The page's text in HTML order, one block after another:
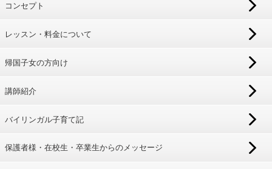
コンセプト
レッスン・料金について
帰国子女の方向け
講師紹介
バイリンガル子育て記
保護者様・在校生・卒業生からのメッセージ